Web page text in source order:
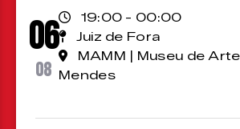
06
08
19:00 - 00:00
Juiz de Fora
MAMM | Museu de
Mendes